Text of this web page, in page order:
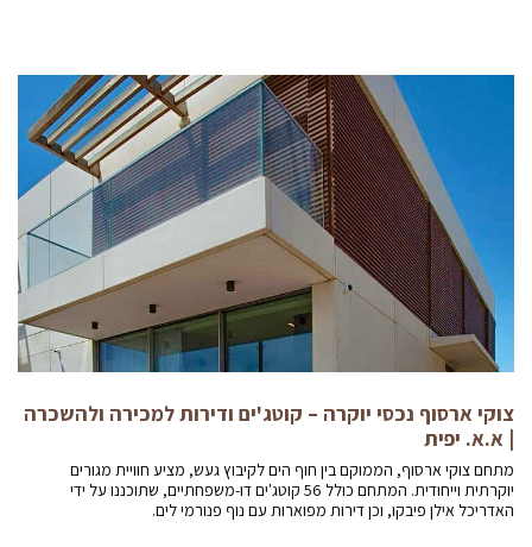
צוקי ארסוף נכסי יוקרה – קוטג'ים ודירות למכירה ולהשכרה
| א.א. יפית
מתחם צוקי ארסוף, הממוקם בין חוף הים לקיבוץ געש, מציע חוויית מגורים
יוקרתית וייחודית. המתחם כולל 56 קוטג'ים דו-משפחתיים, שתוכננו על ידי
האדריכל אילן פיבקו, וכן דירות מפוארות עם נוף פנורמי לים.